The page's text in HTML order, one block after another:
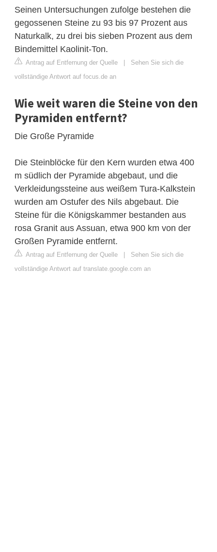
Seinen Untersuchungen zufolge bestehen die
gegossenen Steine zu 93 bis 97 Prozent aus
Naturkalk, zu drei bis sieben Prozent aus dem
Bindemittel Kaolinit-Ton.
Antrag auf Entfernung der Quelle | Sehen Sie sich die
vollständige Antwort auf focus.de an
Wie weit waren die Steine ​​von den
Pyramiden entfernt?
Die Große Pyramide
Die Steinblöcke für den Kern wurden etwa 400
m südlich der Pyramide abgebaut, und die
Verkleidungssteine ​​aus weißem Tura-Kalkstein
wurden am Ostufer des Nils abgebaut. Die
Steine ​​für die Königskammer bestanden aus
rosa Granit aus Assuan, etwa 900 km von der
Großen Pyramide entfernt.
Antrag auf Entfernung der Quelle | Sehen Sie sich die
vollständige Antwort auf translate.google.com an